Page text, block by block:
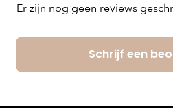
Er zijn nog geen reviews
Schrijf een